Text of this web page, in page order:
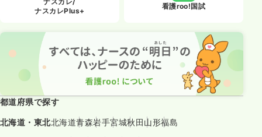
ナスカレPlus+
看護roo!国試
都道府県で探す
北海道・東北北海道青森岩手宮城秋田山形福島